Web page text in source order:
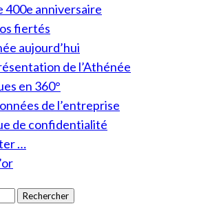
400e anniversaire
fiertés
aujourd’hui
de l’Athénée
en 360°
de l’entreprise
de confidentialité
…